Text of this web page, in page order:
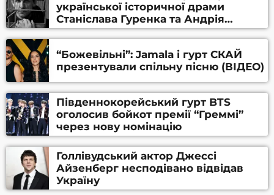
української історичної драми
Станіслава Гуренка та Андрія
Алфьорова (ВІДЕО)
“Божевільні”: Jamala і гурт СКАЙ
презентували спільну пісню (ВІДЕО)
Південнокорейський гурт BTS
оголосив бойкот премії “Греммі”
через нову номінацію
Голлівудський актор Джессі
Айзенберг несподівано відвідав
Україну